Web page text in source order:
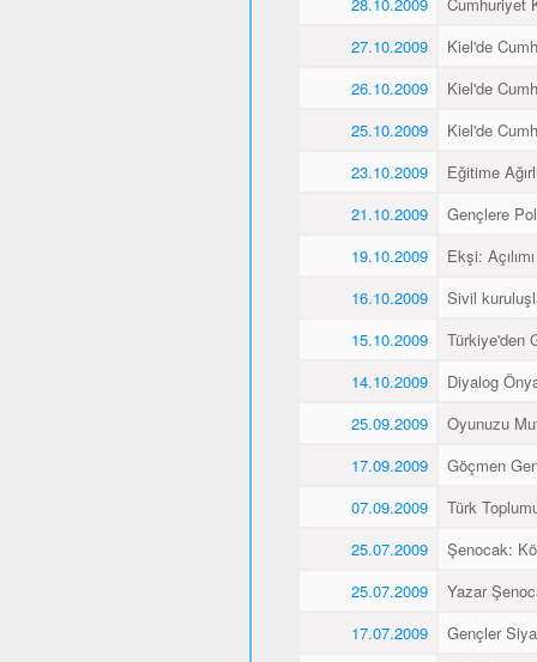
27.10.2009
Kiel'de
26.10.2009
Kiel'de
25.10.2009
Kiel'de
23.10.2009
Eğitime
21.10.2009
Gençlere
19.10.2009
Ekşi:
16.10.2009
Sivil
15.10.2009
Türkiye'den
14.10.2009
Diyalog
25.09.2009
Oyunuzu
17.09.2009
Göçmen
07.09.2009
Türk
25.07.2009
Şenocak:
25.07.2009
Yazar
17.07.2009
Gençler